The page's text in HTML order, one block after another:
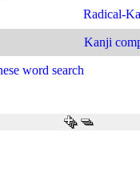
Radical-
Kanji
word search